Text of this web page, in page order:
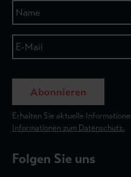
Abonnieren
Erhalten Sie aktuelle
Informationen zum Datenschutz.
Folgen Sie uns